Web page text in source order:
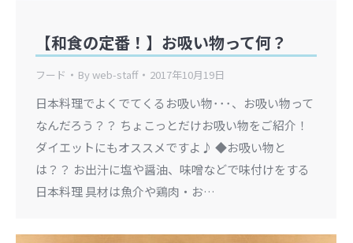
【和食の定番！】お吸い物って何？
フード Byweb-staff 2017年10月19日
日本料理でよくでてくるお吸い物･･･、お吸い物って
なんだろう？？ ちょこっとだけお吸い物をご紹介！
ダイエットにもオススメですよ♪ ◆お吸い物と
は？？ お出汁に塩や醤油、味噌などで味付けをする
日本料理 具材は魚介や鶏肉・お…